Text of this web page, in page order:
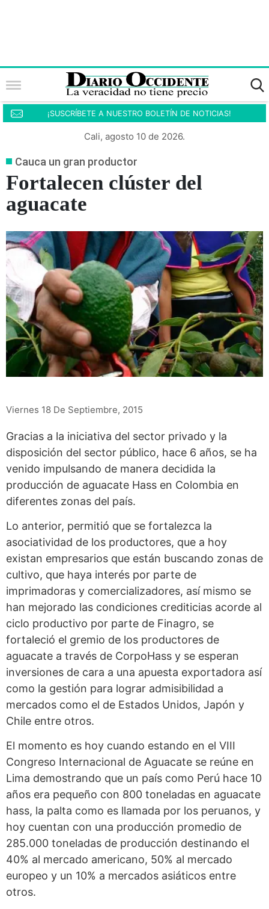
¡SUSCRÍBETE A NUESTRO BOLETÍN DE NOTICIAS!
Cali, agosto 10 de 2026.
Cauca un gran productor
Fortalecen clúster del
aguacate
Viernes 18 De Septiembre, 2015
Gracias a la iniciativa del sector privado y la
disposición del sector público, hace 6 años, se ha
venido impulsando de manera decidida la
producción de aguacate Hass en Colombia en
diferentes zonas del país.
Lo anterior, permitió que se fortalezca la
asociatividad de los productores, que a hoy
existan empresarios que están buscando zonas de
cultivo, que haya interés por parte de
imprimadoras y comercializadores, así mismo se
han mejorado las condiciones crediticias acorde al
ciclo productivo por parte de Finagro, se
fortaleció el gremio de los productores de
aguacate a través de CorpoHass y se esperan
inversiones de cara a una apuesta exportadora así
como la gestión para lograr admisibilidad a
mercados como el de Estados Unidos, Japón y
Chile entre otros.
El momento es hoy cuando estando en el VIII
Congreso Internacional de Aguacate se reúne en
Lima demostrando que un país como Perú hace 10
años era pequeño con 800 toneladas en aguacate
hass, la palta como es llamada por los peruanos, y
hoy cuentan con una producción promedio de
285.000 toneladas de producción destinando el
40% al mercado americano, 50% al mercado
europeo y un 10% a mercados asiáticos entre
otros.